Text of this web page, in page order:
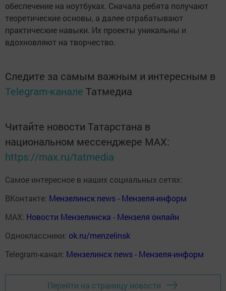
обеспечение на ноутбуках. Сначала ребята получают
теоретические основы, а далее отрабатывают
практические навыки. Их проекты уникальны и
вдохновляют на творчество.
Следите за самым важным и интересным в
Telegram-канале Татмедиа
Читайте новости Татарстана в
национальном мессенджере MАХ:
https://max.ru/tatmedia
Самое интересное в наших социальных сетях:
ВКонтакте: Мензелинск news - Мензеля-информ
MAX: Новости Мензелинска - Мензеля онлайн
Одноклассники: ok.ru/menzelinsk
Telegram-канал: Мензелинск news - Мензеля-информ
Перейти на страницу новости